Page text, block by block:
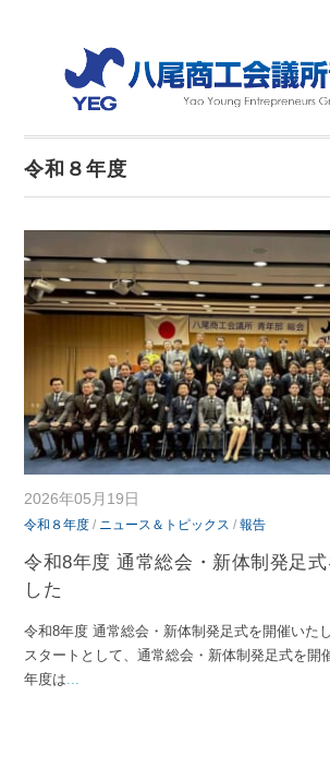
令和８年度
2026年05月19日
令和８年度 / ニュース＆トピックス /報告
令和8年度 通常総会・新体制発足式
した
令和8年度 通常総会・新体制発足式を開催いた
スタートとして、通常総会・新体制発足式を開
年度は